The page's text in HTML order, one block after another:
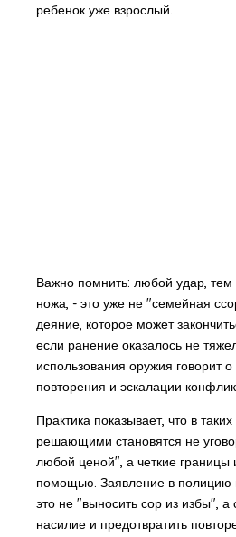
ребенок уже взрослый.
Важно помнить: любой удар,
ножа, - это уже не "семейная
деяние, которое может
если ранение оказалось не
использования оружия говорит
повторения и эскалации
Практика показывает, что в
решающими становятся не
любой ценой", а четкие
помощью. Заявление в полицию
это не "выносить сор из избы", а
насилие и предотвратить